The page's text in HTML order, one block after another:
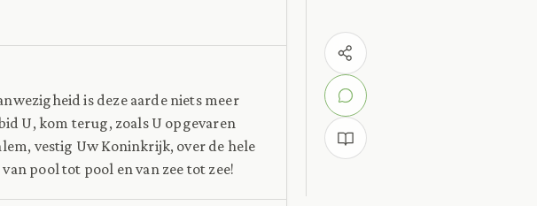
is deze aarde niets meer
U, kom terug, zoals U opgevaren
vestig Uw Koninkrijk, over de hele
pool tot pool en van zee tot zee!